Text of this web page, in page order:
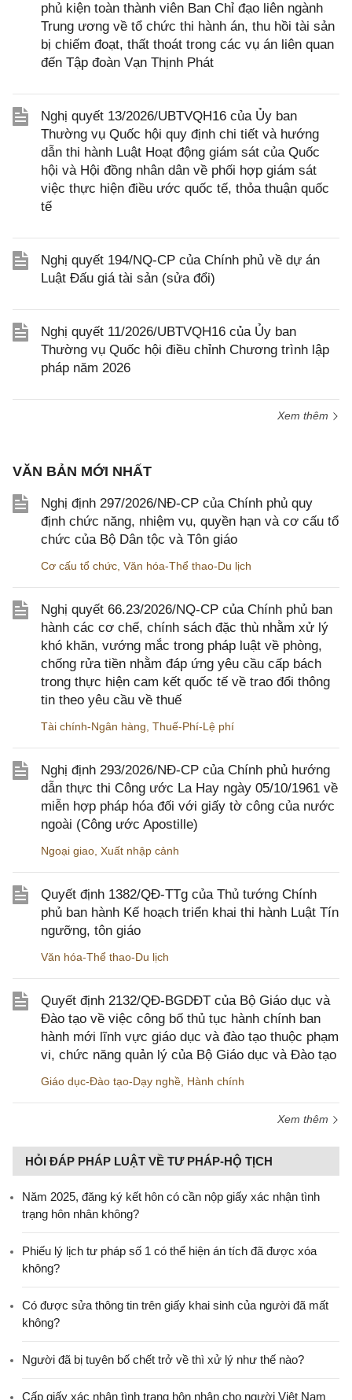
phủ kiện toàn thành viên Ban Chỉ đạo liên ngành
Trung ương về tổ chức thi hành án, thu hồi tài sản
bị chiếm đoạt, thất thoát trong các vụ án liên quan
đến Tập đoàn Vạn Thịnh Phát
Nghị quyết 13/2026/UBTVQH16 của Ủy ban
Thường vụ Quốc hội quy định chi tiết và hướng
dẫn thi hành Luật Hoạt động giám sát của Quốc
hội và Hội đồng nhân dân về phối hợp giám sát
việc thực hiện điều ước quốc tế, thỏa thuận quốc
tế
Nghị quyết 194/NQ-CP của Chính phủ về dự án
Luật Đấu giá tài sản (sửa đổi)
Nghị quyết 11/2026/UBTVQH16 của Ủy ban
Thường vụ Quốc hội điều chỉnh Chương trình lập
pháp năm 2026
Xem thêm
VĂN BẢN MỚI NHẤT
Nghị định 297/2026/NĐ-CP của Chính phủ quy
định chức năng, nhiệm vụ, quyền hạn và cơ cấu tổ
chức của Bộ Dân tộc và Tôn giáo
Cơ cấu tổ chức Văn hóa-Thể thao-Du lịch
Nghị quyết 66.23/2026/NQ-CP của Chính phủ ban
hành các cơ chế, chính sách đặc thù nhằm xử lý
khó khăn, vướng mắc trong pháp luật về phòng,
chống rửa tiền nhằm đáp ứng yêu cầu cấp bách
trong thực hiện cam kết quốc tế về trao đổi thông
tin theo yêu cầu về thuế
Tài chính-Ngân hàng Thuế-Phí-Lệ phí
Nghị định 293/2026/NĐ-CP của Chính phủ hướng
dẫn thực thi Công ước La Hay ngày 05/10/1961 về
miễn hợp pháp hóa đối với giấy tờ công của nước
ngoài (Công ước Apostille)
Ngoại giao Xuất nhập cảnh
Quyết định 1382/QĐ-TTg của Thủ tướng Chính
phủ ban hành Kế hoạch triển khai thi hành Luật Tín
ngưỡng, tôn giáo
Văn hóa-Thể thao-Du lịch
Quyết định 2132/QĐ-BGDĐT của Bộ Giáo dục và
Đào tạo về việc công bố thủ tục hành chính ban
hành mới lĩnh vực giáo dục và đào tạo thuộc phạm
vi, chức năng quản lý của Bộ Giáo dục và Đào tạo
Giáo dục-Đào tạo-Dạy nghề Hành chính
Xem thêm
HỎI ĐÁP PHÁP LUẬT VỀ TƯ PHÁP-HỘ TỊCH
Năm 2025, đăng ký kết hôn có cần nộp giấy xác nhận tình
trạng hôn nhân không?
Phiếu lý lịch tư pháp số 1 có thể hiện án tích đã được xóa
không?
Có được sửa thông tin trên giấy khai sinh của người đã mất
không?
Người đã bị tuyên bố chết trở về thì xử lý như thế nào?
Cấp giấy xác nhận tình trạng hôn nhân cho người Việt Nam